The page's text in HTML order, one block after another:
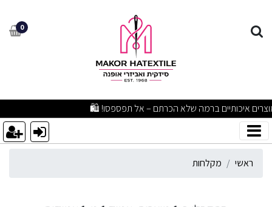
מקלחות 0
מפתיעים ומוצרים איכותיים ברמה שלא הכרתם – אל תפספסו! 🛍️
ראשי מקלחות